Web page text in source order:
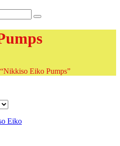
Eiko Pumps”